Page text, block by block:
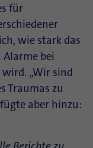
für
wie stark das
bei
„Wir sind
Traumas zu
aber hinzu: